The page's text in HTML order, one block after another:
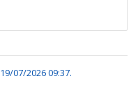
19/07/2026 09:37.